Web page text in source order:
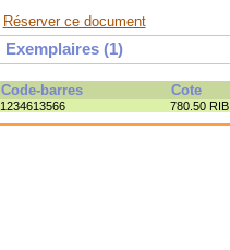
Réserver ce document
Exemplaires (1)
Code-barres Cote
1234613566 780.50 RIB